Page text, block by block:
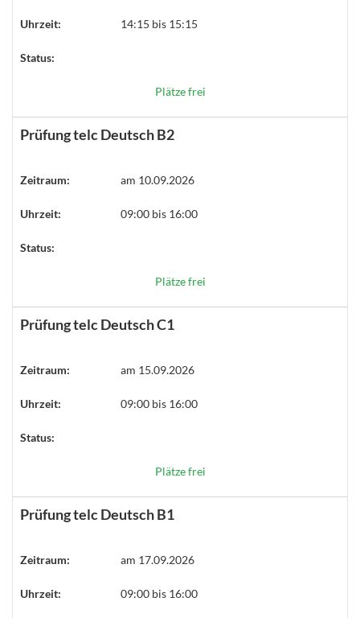
Uhrzeit: 14:15 bis 15:15
Status:
Plätze frei
Prüfung telc Deutsch B2
Zeitraum: am 10.09.2026
Uhrzeit: 09:00 bis 16:00
Status:
Plätze frei
Prüfung telc Deutsch C1
Zeitraum: am 15.09.2026
Uhrzeit: 09:00 bis 16:00
Status:
Plätze frei
Prüfung telc Deutsch B1
Zeitraum: am 17.09.2026
Uhrzeit: 09:00 bis 16:00